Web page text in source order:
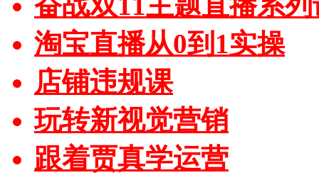
淘宝直播从0到1实操
店铺违规课
玩转新视觉营销
跟着贾真学运营